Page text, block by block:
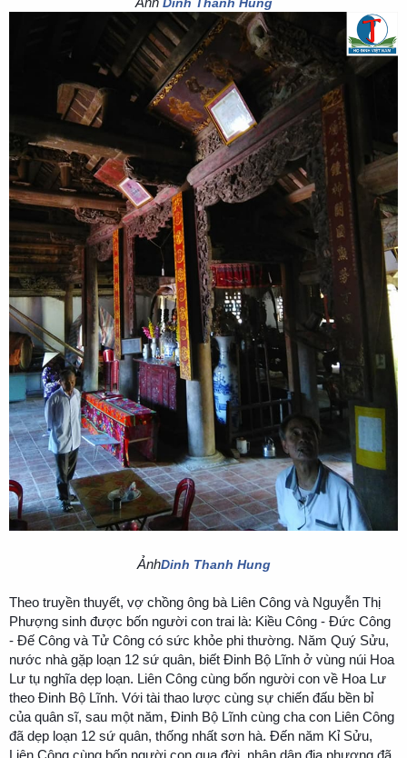
ẢnhDinh Thanh Hung
Theo truyền thuyết, vợ chồng ông bà Liên Công và Nguyễn Thị
Phượng sinh được bốn người con trai là: Kiều Công - Đức Công
- Đế Công và Tử Công có sức khỏe phi thường. Năm Quý Sửu,
nước nhà gặp loạn 12 sứ quân, biết Đinh Bộ Lĩnh ở vùng núi Hoa
Lư tụ nghĩa dẹp loạn. Liên Công cùng bốn người con về Hoa Lư
theo Đinh Bộ Lĩnh. Với tài thao lược cùng sự chiến đấu bền bỉ
của quân sĩ, sau một năm, Đinh Bộ Lĩnh cùng cha con Liên Công
đã dẹp loạn 12 sứ quân, thống nhất sơn hà. Đến năm Kỉ Sửu,
Liên Công cùng bốn người con qua đời, nhân dân địa phương đã